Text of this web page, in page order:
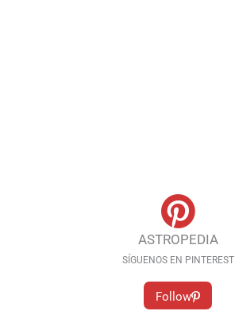
ASTROPEDIA
SÍGUENOS EN PINTEREST
Follow